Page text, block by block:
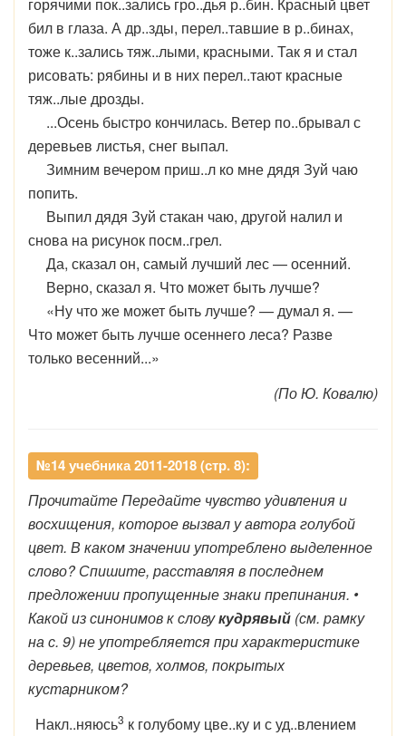
бил в глаза. А др..зды, перел..тавшие в р..бинах,
тоже к..зались тяж..лыми, красными. Так я и стал
рисовать: рябины и в них перел..тают красные
тяж..лые дрозды.
...Осень быстро кончилась. Ветер по..брывал с
деревьев листья, снег выпал.
Зимним вечером приш..л ко мне дядя Зуй чаю
попить.
Выпил дядя Зуй стакан чаю, другой налил и
снова на рисунок посм..грел.
Да, сказал он, самый лучший лес — осенний.
Верно, сказал я. Что может быть лучше?
«Ну что же может быть лучше? — думал я. —
Что может быть лучше осеннего леса? Разве
только весенний...»
(По Ю. Ковалю)
№14 учебника 2011-2018 (стр. 8):
Прочитайте Передайте чувство удивления и
восхищения, которое вызвал у автора голубой
цвет. В каком значении употреблено выделенное
слово? Спишите, расставляя в последнем
предложении пропущенные знаки препинания. •
Какой из синонимов к словукудрявый (см. рамку
на с. 9) не употребляется при характеристике
деревьев, цветов, холмов, покрытых
кустарником?
Накл..няюсь3 к голубому цве..ку и с уд..влением